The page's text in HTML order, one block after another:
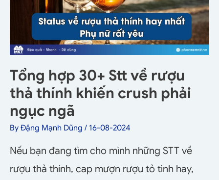
Tổng hợp 30+ Stt về rượu
thả thính khiến crush phải
ngục ngã
By Đặng Mạnh Dũng / 16-08-2024
Nếu bạn đang tìm cho mình những STT về
rượu thả thính, cap mượn rượu tỏ tình hay,